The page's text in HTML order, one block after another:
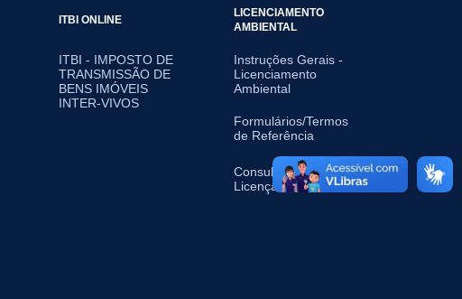
ITBI ONLINE
ITBI - IMPOSTO DE
TRANSMISSÃO DE
BENS IMÓVEIS
INTER-VIVOS
LICENCIAMENTO
AMBIENTAL
Instruções Gerais -
Licenciamento
Ambiental
Formulários/Termos
de Referência
Consultas de
Licenças Emitidas